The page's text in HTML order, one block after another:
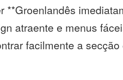
**Groenlandês
atraente e menus
facilmente a